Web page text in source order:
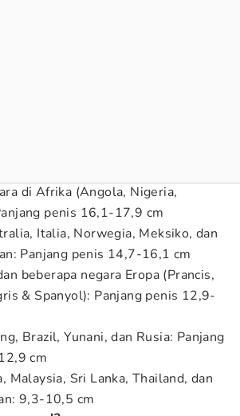
di Afrika (Angola, Nigeria,
penis 16,1-17,9 cm
Italia, Norwegia, Meksiko, dan
Panjang penis 14,7-16,1 cm
beberapa negara Eropa (Prancis,
& Spanyol): Panjang penis 12,9-
Brazil, Yunani, dan Rusia: Panjang
cm
Malaysia, Sri Lanka, Thailand, dan
9,3-10,5 cm